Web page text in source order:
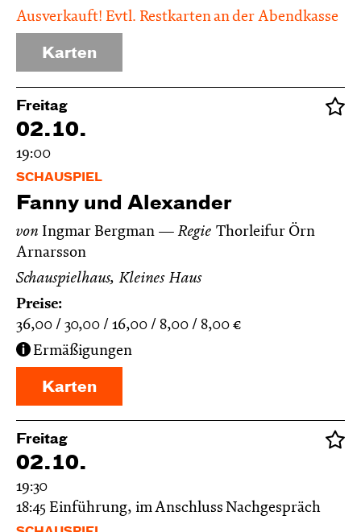
Ausverkauft! Evtl. Restkarten an der Abendkasse
Karten
Freitag
02.10.
19:00
SCHAUSPIEL
Fanny und Alexander
von Ingmar Bergman Regie Thorleifur Örn
Arnarsson
Schauspielhaus, Kleines Haus
Preise:
36,00
30,00 16,00 8,00 8,00 €
Ermäßigungen
Karten
Freitag
02.10.
19:30
18:45 Einführung, im Anschluss Nachgespräch